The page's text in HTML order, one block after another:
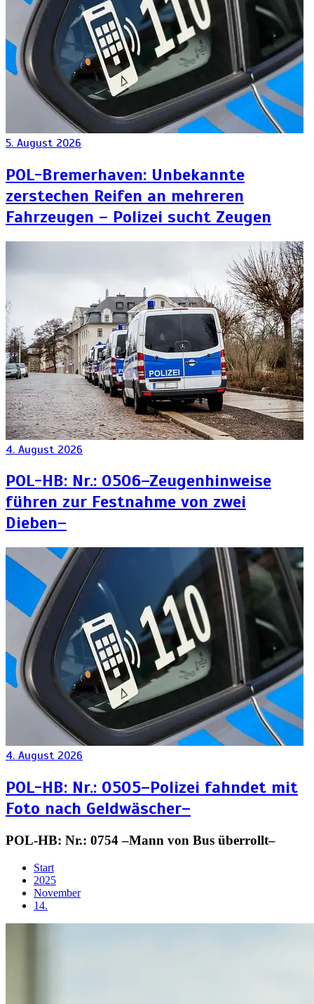
5. August 2026
POL-Bremerhaven: Unbekannte
zerstechen Reifen an mehreren
Fahrzeugen – Polizei sucht Zeugen
4. August 2026
POL-HB: Nr.: 0506–Zeugenhinweise
führen zur Festnahme von zwei
Dieben–
4. August 2026
POL-HB: Nr.: 0505–Polizei fahndet mit
Foto nach Geldwäscher–
POL-HB: Nr.: 0754 –Mann von Bus überrollt–
Start
2025
November
14.